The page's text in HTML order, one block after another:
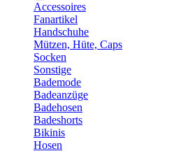
Accessoires
Fanartikel
Handschuhe
Mützen, Hüte, Caps
Socken
Sonstige
Bademode
Badeanzüge
Badehosen
Badeshorts
Bikinis
Hosen